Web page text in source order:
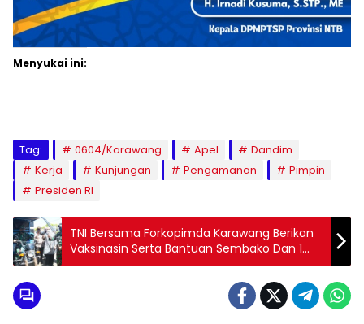
Menyukai ini:
Tag: 0604/Karawang Apel
Dandim
Kerja
Kunjungan Pengamanan
Pimpin
Presiden RI
TNI Bersama Forkopimda Karawang Berikan
Vaksinasin Serta Bantuan Sembako Dan 1
Unit Kendaraan Roda 3 Kepada Warga Desa